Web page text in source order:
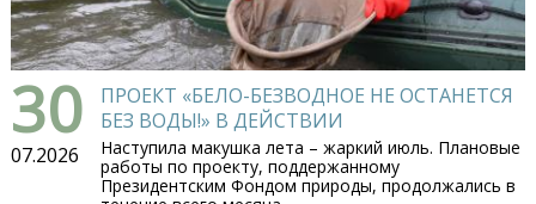
30
07.2026
ПРОЕКТ «БЕЛО-БЕЗВОДНОЕ НЕ ОСТАНЕТСЯ
БЕЗ ВОДЫ!» В ДЕЙСТВИИ
Наступила макушка лета – жаркий июль. Плановые
работы по проекту, поддержанному
Президентским Фондом природы, продолжались в